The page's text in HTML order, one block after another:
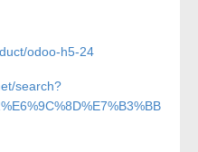
odoo-h5-24
search?